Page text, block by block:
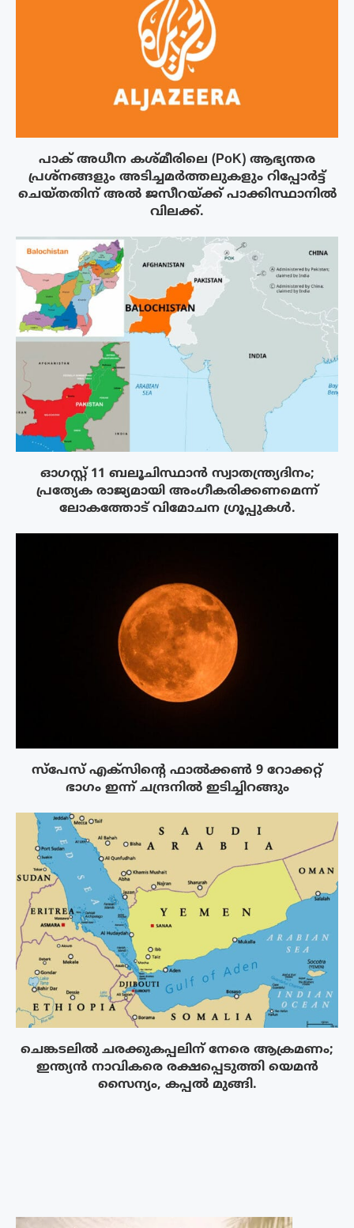
പാക് അധീന കശ്മീരിലെ (PoK) ആഭ്യന്തര
പ്രശ്നങ്ങളും അടിച്ചമർത്തലുകളും റിപ്പോർട്ട്
ചെയ്തതിന് അൽ ജസീറയ്‌ക്ക് പാക്കിസ്ഥാനിൽ
വിലക്ക്.
ഓഗസ്റ്റ് 11 ബലൂചിസ്ഥാൻ സ്വാതന്ത്ര്യദിനം;
പ്രത്യേക രാജ്യമായി അംഗീകരിക്കണമെന്ന്
ലോകത്തോട് വിമോചന ഗ്രൂപ്പുകൾ.
സ്‌പേസ് എക്‌സിൻ്റെ ഫാൽക്കൺ 9 റോക്കറ്റ്
ഭാഗം ഇന്ന് ചന്ദ്രനിൽ ഇടിച്ചിറങ്ങും
ചെങ്കടലിൽ ചരക്കുകപ്പലിന് നേരെ ആക്രമണം;
ഇന്ത്യൻ നാവികരെ രക്ഷപ്പെടുത്തി യെമൻ
സൈന്യം, കപ്പൽ മുങ്ങി.